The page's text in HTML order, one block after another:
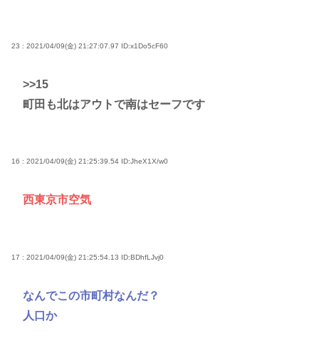
23 : 2021/04/09(金) 21:27:07.97 ID:x1Do5cF60
>>15
町田も北はアウトで南はセーフです
16 : 2021/04/09(金) 21:25:39.54 ID:JheX1X/w0
西東京市空気
17 : 2021/04/09(金) 21:25:54.13 ID:BDhfLJvj0
なんでこの市町村なんだ？
人口か